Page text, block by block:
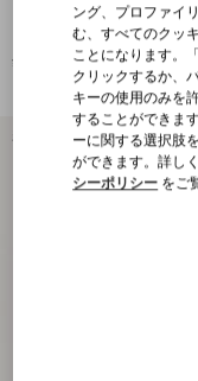
コットンジャージー トップス
¥ 121,000
新着アイテム
ング、プロファイ
む、すべてのクッ
ことになります。
クリックするか、
キーの使用のみを
することができま
ーに関する選択肢
ができます。詳しく
シーポリシー をご